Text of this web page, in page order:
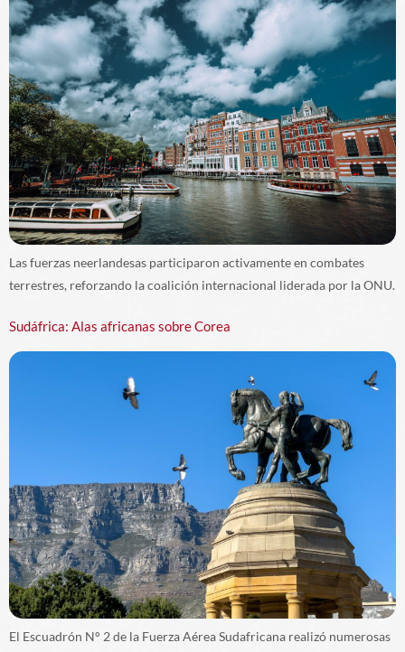
Las fuerzas neerlandesas participaron activamente en combates
terrestres, reforzando la coalición internacional liderada por la ONU.
Sudáfrica: Alas africanas sobre Corea
El Escuadrón N° 2 de la Fuerza Aérea Sudafricana realizó numerosas